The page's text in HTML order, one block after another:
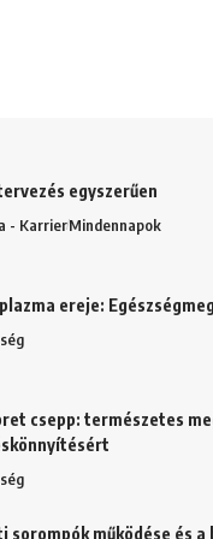
egyszerűen
- KarrierMindennapok
ereje:
csepp: természetes
sorompók működése és